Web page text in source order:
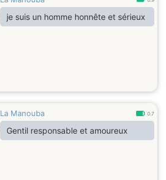
je suis un homme honnête et sérieux
La Manouba 0.7
Gentil responsable et amoureux